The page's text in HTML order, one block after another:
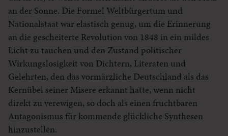
an der Sonne. Die Formel Weltbürgertum und
Nationalstaat war elastisch genug, um die Erinnerung
an die gescheiterte Revolution von 1848 in ein mildes
Licht zu tauchen und den Zustand politischer
Wirkungslosigkeit von Dichtern, Literaten und
Gelehrten, den das vormärzliche Deutschland als das
Kernübel seiner Misere erkannt hatte, wenn nicht
direkt zu verewigen, so doch als einen fruchtbaren
Antagonismus für kommende glückliche Synthesen
hinzustellen.